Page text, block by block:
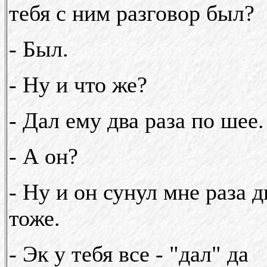
тебя с ним разговор был?
- Был.
- Ну и что же?
- Дал ему два раза по шее.
- А он?
- Ну и он сунул мне раза
тоже.
- Эк у тебя все - "дал" да